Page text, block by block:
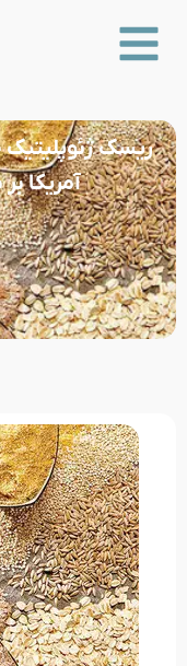
ریسک ژئوپلیتیک
آمریکا